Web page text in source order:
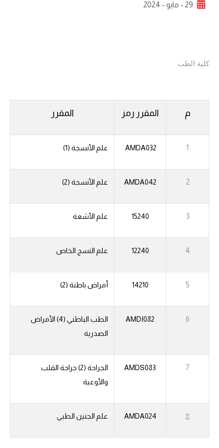
29 - مايو - 2024
كلية الطب
م رمز المقرر المقرر
1
AMDA032 علم الأنسجة (1)
2
AMDA042 علم الأنسجة (2)
3
15240 علم الأشعة
4
12240 علم النسج الخاص
5
14210 أمراض باطنة (2)
6
AMDI082
الطب الباطني (4) الأمراض
الصدرية
7
AMDS083
الجراحة (2) جراحة القلب
والأوعية
8
AMDA024 علم الجنين الطبي